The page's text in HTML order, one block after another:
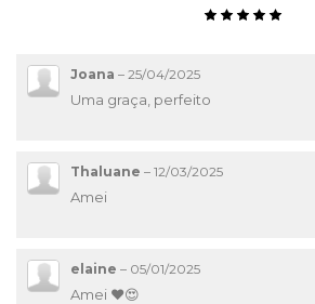
Joana – 25/04/2025
Uma graça, perfeito
Thaluane – 12/03/2025
Amei
elaine – 05/01/2025
Amei ❤️😍